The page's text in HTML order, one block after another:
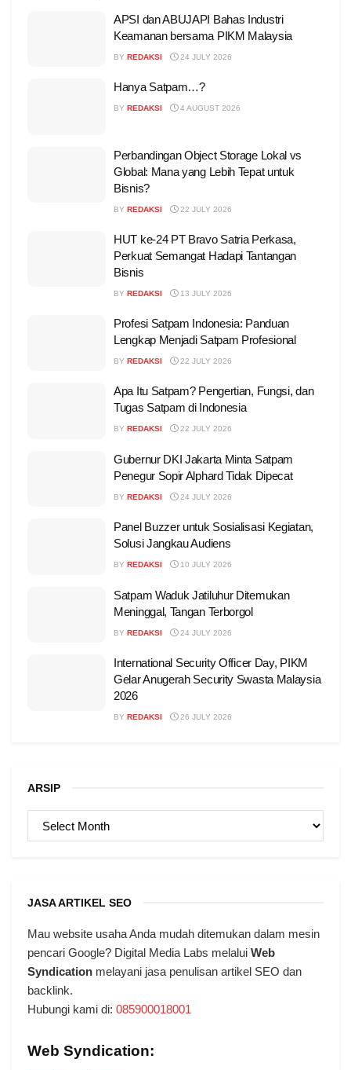
APSI dan ABUJAPI Bahas Industri
Keamanan bersama PIKM Malaysia
BY REDAKSI 24 JULY 2026
Hanya Satpam…?
BY REDAKSI 4 AUGUST 2026
Perbandingan Object Storage Lokal vs
Global: Mana yang Lebih Tepat untuk
Bisnis?
BY REDAKSI 22 JULY 2026
HUT ke-24 PT Bravo Satria Perkasa,
Perkuat Semangat Hadapi Tantangan
Bisnis
BY REDAKSI 13 JULY 2026
Profesi Satpam Indonesia: Panduan
Lengkap Menjadi Satpam Profesional
BY REDAKSI 22 JULY 2026
Apa Itu Satpam? Pengertian, Fungsi, dan
Tugas Satpam di Indonesia
BY REDAKSI 22 JULY 2026
Gubernur DKI Jakarta Minta Satpam
Penegur Sopir Alphard Tidak Dipecat
BY REDAKSI 24 JULY 2026
Panel Buzzer untuk Sosialisasi Kegiatan,
Solusi Jangkau Audiens
BY REDAKSI 10 JULY 2026
Satpam Waduk Jatiluhur Ditemukan
Meninggal, Tangan Terborgol
BY REDAKSI 24 JULY 2026
International Security Officer Day, PIKM
Gelar Anugerah Security Swasta Malaysia
2026
BY REDAKSI 26 JULY 2026
ARSIP
JASA ARTIKEL SEO
Mau website usaha Anda mudah ditemukan dalam mesin
pencari Google? Digital Media Labs melalui Web
Syndication melayani jasa penulisan artikel SEO dan
backlink.
Hubungi kami di: 085900018001
Web Syndication: